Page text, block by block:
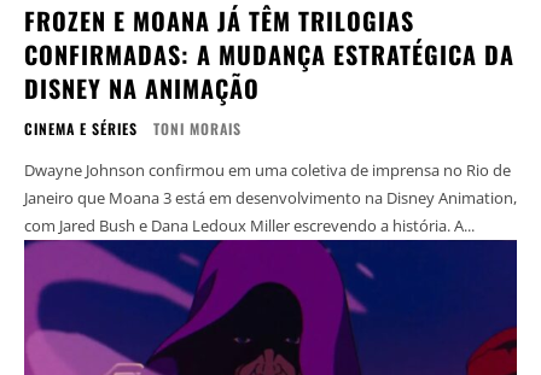
FROZEN E MOANA JÁ TÊM TRILOGIAS
CONFIRMADAS: A MUDANÇA ESTRATÉGICA DA
DISNEY NA ANIMAÇÃO
CINEMA E SÉRIES TONI MORAIS
Dwayne Johnson confirmou em uma coletiva de imprensa no Rio de
Janeiro que Moana 3 está em desenvolvimento na Disney Animation,
com Jared Bush e Dana Ledoux Miller escrevendo a história. A...